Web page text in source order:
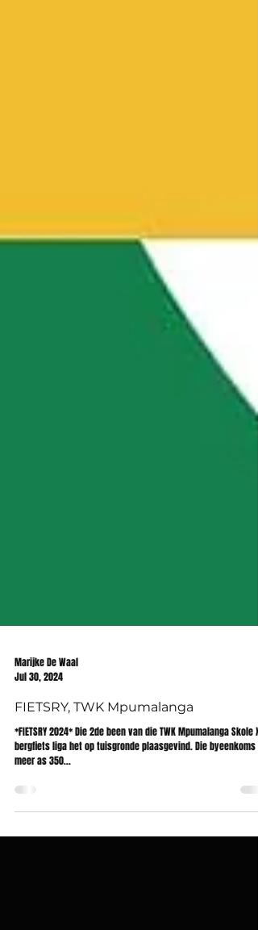
Jul 30, 2024
FIETSRY, TWK Mpumalanga
*FIETSRY 2024* Die 2de been van die TWK Mpumalanga Skole
bergfiets liga het op tuisgronde plaasgevind. Die byeenkoms
meer as 350...